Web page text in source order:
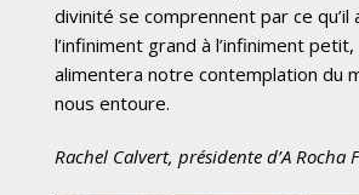
divinité se comprennent par ce qu’il
l’infiniment grand à l’infiniment
alimentera notre contemplation du
nous entoure.
Rachel Calvert, présidente d’A Rocha